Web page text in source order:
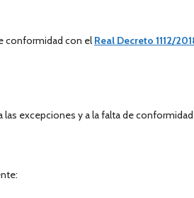
conformidad con el Real Decreto 1112/
las excepciones y a la falta de